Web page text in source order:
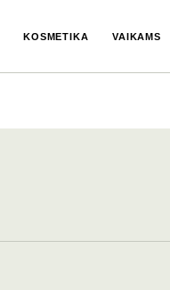
KOSMETIKA VAIKAMS